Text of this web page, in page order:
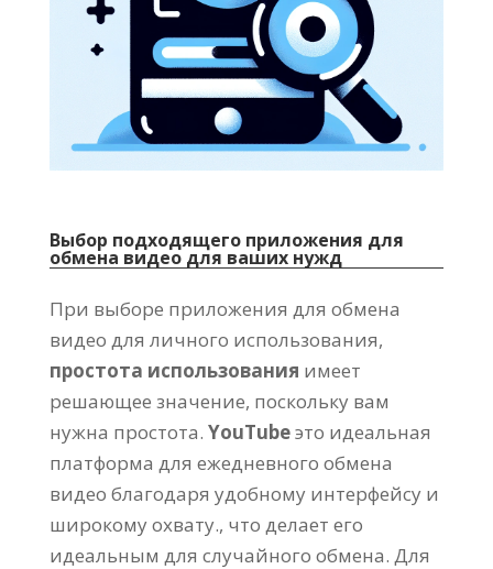
Выбор подходящего приложения для
обмена видео для ваших нужд
При выборе приложения для обмена
видео для личного использования,
простота использования имеет
решающее значение, поскольку вам
нужна простота. YouTubeэто идеальная
платформа для ежедневного обмена
видео благодаря удобному интерфейсу и
широкому охвату., что делает его
идеальным для случайного обмена. Для